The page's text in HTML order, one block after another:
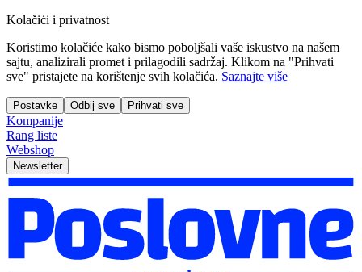
Kolačići i privatnost
Koristimo kolačiće kako bismo poboljšali vaše iskustvo na našem
sajtu, analizirali promet i prilagodili sadržaj. Klikom na "Prihvati
sve" pristajete na korištenje svih kolačića. Saznajte više
Postavke Odbij sve Prihvati sve
Kompanije
Rang liste
Webshop
Newsletter